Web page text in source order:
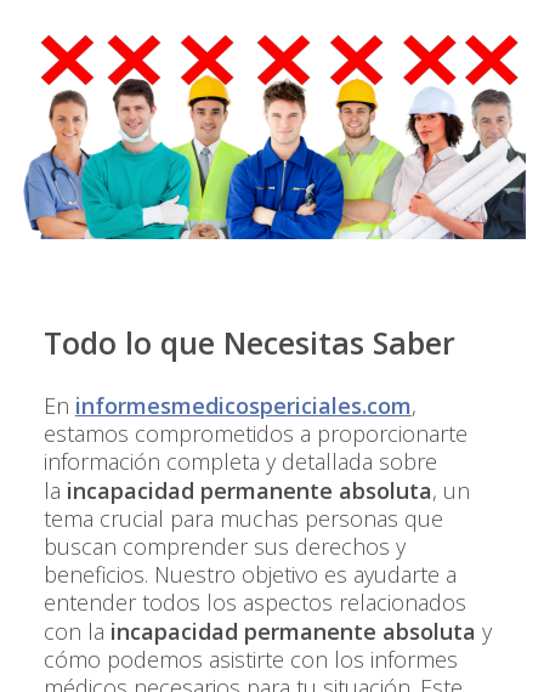
Todo lo que Necesitas Saber
En informesmedicospericiales.com,
estamos comprometidos a proporcionarte
información completa y detallada sobre
la incapacidad permanente absoluta, un
tema crucial para muchas personas que
buscan comprender sus derechos y
beneficios. Nuestro objetivo es ayudarte a
entender todos los aspectos relacionados
con la incapacidad permanente absoluta y
cómo podemos asistirte con los informes